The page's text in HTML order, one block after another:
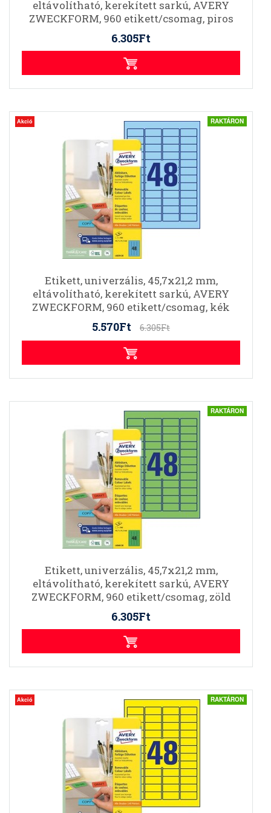
eltávolítható, kerekített sarkú, AVERY
ZWECKFORM, 960 etikett/csomag, piros
6.305Ft
Akció RAKTÁRON
Etikett, univerzális, 45,7x21,2 mm,
eltávolítható, kerekített sarkú, AVERY
ZWECKFORM, 960 etikett/csomag, kék
5.570Ft 6.305Ft
RAKTÁRON
Etikett, univerzális, 45,7x21,2 mm,
eltávolítható, kerekített sarkú, AVERY
ZWECKFORM, 960 etikett/csomag, zöld
6.305Ft
Akció RAKTÁRON